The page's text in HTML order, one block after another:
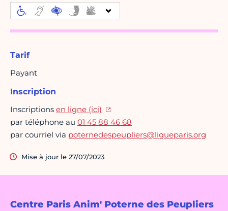
Centre Paris Anim' Poterne des Peupliers
Tarif
Payant
Inscription
Inscriptions en ligne (ici)
par téléphone au 01 45 88 46 68
par courriel via poternedespeupliers@ligueparis.org
Mise à jour le 27/07/2023